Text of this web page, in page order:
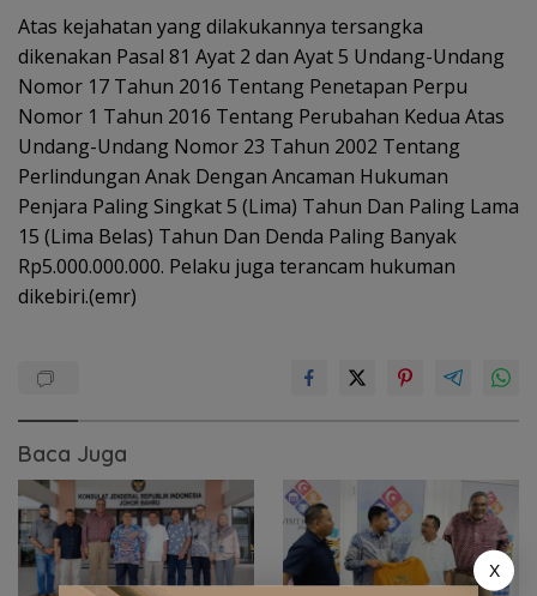
Atas kejahatan yang dilakukannya tersangka
dikenakan Pasal 81 Ayat 2 dan Ayat 5 Undang-Undang
Nomor 17 Tahun 2016 Tentang Penetapan Perpu
Nomor 1 Tahun 2016 Tentang Perubahan Kedua Atas
Undang-Undang Nomor 23 Tahun 2002 Tentang
Perlindungan Anak Dengan Ancaman Hukuman
Penjara Paling Singkat 5 (Lima) Tahun Dan Paling Lama
15 (Lima Belas) Tahun Dan Denda Paling Banyak
Rp5.000.000.000. Pelaku juga terancam hukuman
dikebiri.(emr)
Baca Juga
X